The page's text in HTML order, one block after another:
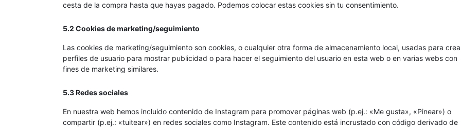
cesta de la compra hasta que hayas pagado. Podemos colocar estas cookies sin tu consentimiento.
5.2 Cookies de marketing/seguimiento
Las cookies de marketing/seguimiento son cookies, o cualquier otra forma de almacenamiento local, usadas para
perfiles de usuario para mostrar publicidad o para hacer el seguimiento del usuario en esta web o en varias webs con
fines de marketing similares.
5.3 Redes sociales
En nuestra web hemos incluido contenido de Instagram para promover páginas web (p.ej.: «Me gusta», «Pinear») o
compartir (p.ej.: «tuitear») en redes sociales como Instagram. Este contenido está incrustado con código derivado de